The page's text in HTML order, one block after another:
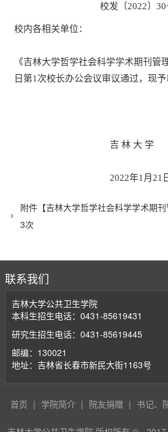
校发〔2022〕30
校内各相关单位：
《吉林大学哲学社会科学学术期刊管
日第1次校长办公会议审议通过，现予
吉 林 大 学
2022年1月21
附件【吉林大学哲学社会科学学术期
3次
联系我们
吉林大学公共卫生学院
本科生招生电话：0431-85619431
研究生招生电话：0431-85619445
邮编：130021
地址：吉林省长春市新民大街1163号
首页 | 学院简介 | 院友捐赠 | 书记、